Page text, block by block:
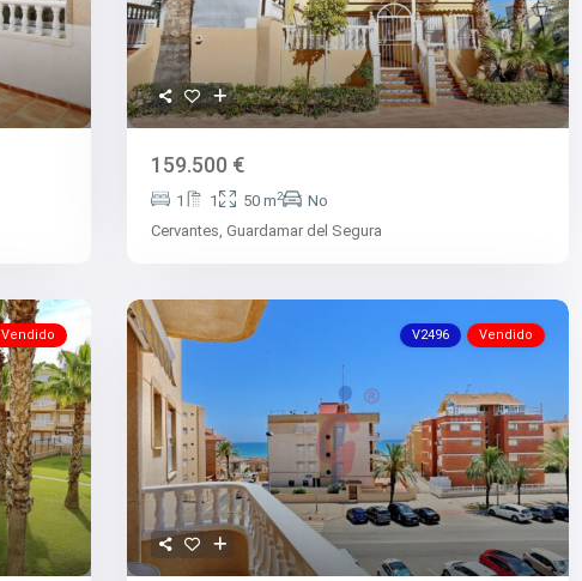
159.500 €
1 1 50 m2
No
Cervantes, Guardamar del Segura
Vendido V2496 Vendido